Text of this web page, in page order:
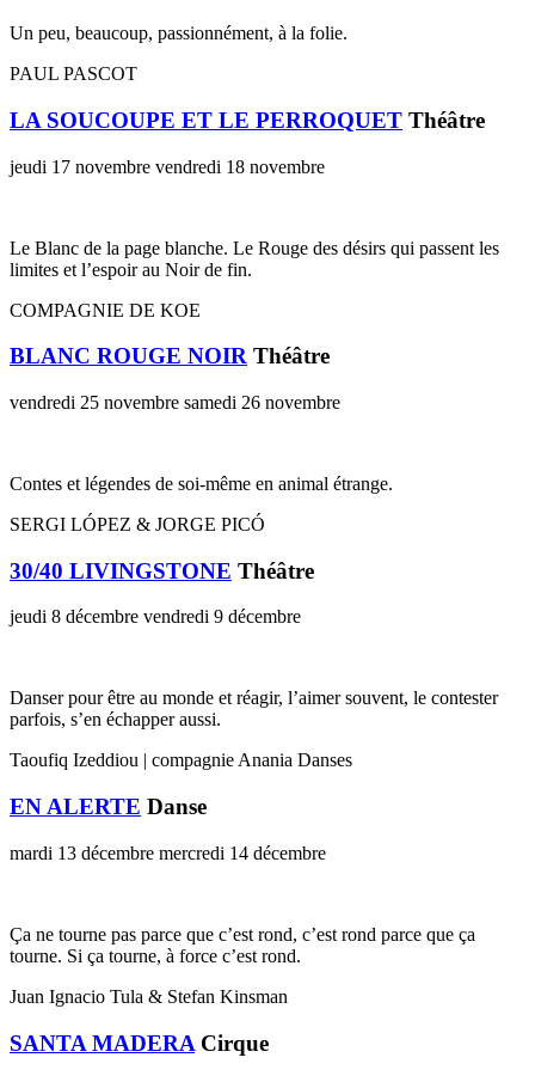
Un peu, beaucoup, passionnément, à la folie.
PAUL PASCOT
LA SOUCOUPE ET LE PERROQUET Théâtre
jeudi 17 novembre vendredi 18 novembre
Le Blanc de la page blanche. Le Rouge des désirs qui passent les
limites et l’espoir au Noir de fin.
COMPAGNIE DE KOE
BLANC ROUGE NOIR Théâtre
vendredi 25 novembre samedi 26 novembre
Contes et légendes de soi-même en animal étrange.
SERGI LÓPEZ & JORGE PICÓ
30/40 LIVINGSTONE Théâtre
jeudi 8 décembre vendredi 9 décembre
Danser pour être au monde et réagir, l’aimer souvent, le contester
parfois, s’en échapper aussi.
Taoufiq Izeddiou | compagnie Anania Danses
EN ALERTE Danse
mardi 13 décembre mercredi 14 décembre
Ça ne tourne pas parce que c’est rond, c’est rond parce que ça
tourne. Si ça tourne, à force c’est rond.
Juan Ignacio Tula & Stefan Kinsman
SANTA MADERA Cirque